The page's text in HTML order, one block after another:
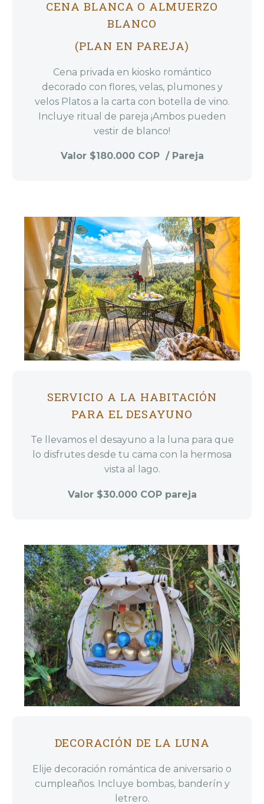
CENA BLANCA O ALMUERZO
BLANCO
(PLAN EN PAREJA)
Cena privada en kiosko romántico
decorado con flores, velas, plumones y
velos Platos a la carta con botella de vino.
Incluye ritual de pareja ¡Ambos pueden
vestir de blanco!
Valor $180.000 COP / Pareja
SERVICIO A LA HABITACIÓN
PARA EL DESAYUNO
Te llevamos el desayuno a la luna para que
lo disfrutes desde tu cama con la hermosa
vista al lago.
Valor $30.000 COP pareja
DECORACIÓN DE LA LUNA
Elije decoración romántica de aniversario o
cumpleaños. Incluye bombas, banderín y
letrero.